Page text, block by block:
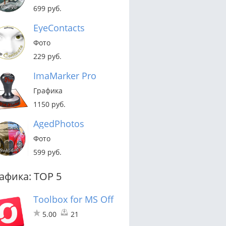
699 руб.
EyeContacts
Фото
229 руб.
ImaMarker Pro
Графика
1150 руб.
AgedPhotos
Фото
599 руб.
TOP 5
Toolbox for MS Office Template
5.00 21